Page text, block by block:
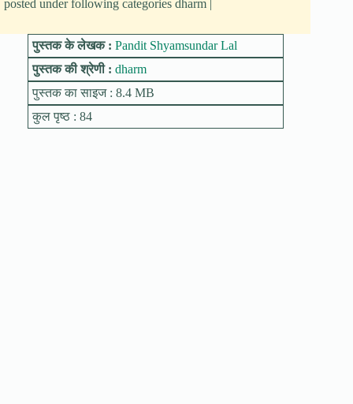
posted under following categories dharm |
पुस्तक के लेखक : Pandit Shyamsundar Lal
पुस्तक की श्रेणी : dharm
पुस्तक का साइज : 8.4 MB
कुल पृष्ठ : 84